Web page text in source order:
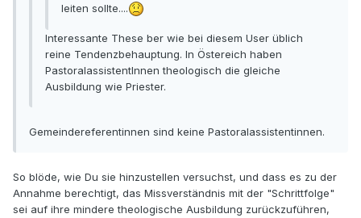
leiten sollte....
Interessante These ber wie bei diesem User üblich
reine Tendenzbehauptung. In Östereich haben
PastoralassistentInnen theologisch die gleiche
Ausbildung wie Priester.
Gemeindereferentinnen sind keine Pastoralassistentinnen.
So blöde, wie Du sie hinzustellen versuchst, und dass es zu der
Annahme berechtigt, das Missverständnis mit der "Schrittfolge"
sei auf ihre mindere theologische Ausbildung zurückzuführen,